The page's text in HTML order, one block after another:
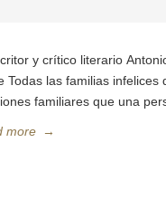
y crítico literario
Todas las familias
familiares que una
more →